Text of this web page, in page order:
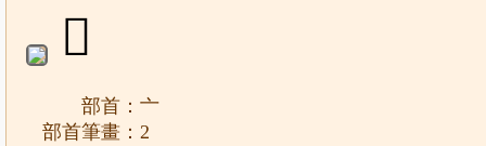
𠆒
部首：亠
部首筆畫：2